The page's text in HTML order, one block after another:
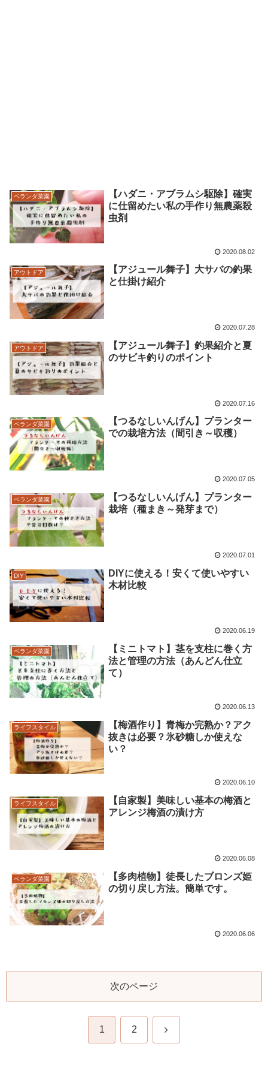
ベランダ菜園
【ハダニ・アブラムシ駆除】確実
に仕留めたい私の手作り無農薬殺
虫剤
2020.08.02
アウトドア
【アジュール舞子】大サバの釣果
と仕掛け紹介
2020.07.28
アウトドア
【アジュール舞子】釣果紹介と夏
のサビキ釣りのポイント
2020.07.16
ベランダ菜園
【つるなしいんげん】プランター
での栽培方法（間引き～収穫）
2020.07.05
ベランダ菜園
【つるなしいんげん】プランター
栽培（種まき～発芽まで）
2020.07.01
DIY
DIYに使える！安くて使いやすい
木材比較
2020.06.19
ベランダ菜園
【ミニトマト】茎を支柱に巻く方
法と管理の方法（あんどん仕立
て）
2020.06.13
ライフスタイル
【梅酒作り】青梅か完熟か？アク
抜きは必要？氷砂糖しか使えな
い？
2020.06.10
ライフスタイル
【自家製】美味しい基本の梅酒と
アレンジ梅酒の漬け方
2020.06.08
ベランダ菜園
【多肉植物】徒長したブロンズ姫
の切り戻し方法。簡単です。
2020.06.06
次のページ
1 2 次